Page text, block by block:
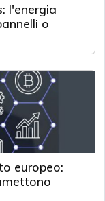
l'energia
o
europeo: